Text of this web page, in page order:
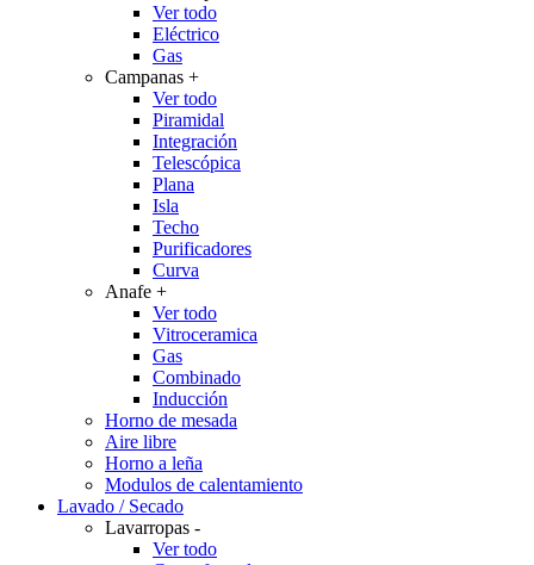
Ver todo
Eléctrico
Gas
Campanas +
Ver todo
Piramidal
Integración
Telescópica
Plana
Isla
Techo
Purificadores
Curva
Anafe +
Ver todo
Vitroceramica
Gas
Combinado
Inducción
Horno de mesada
Aire libre
Horno a leña
Modulos de calentamiento
Lavado / Secado
Lavarropas -
Ver todo